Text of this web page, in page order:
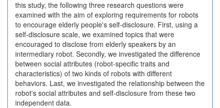
this study, the following three research questions were
examined with the aim of exploring requirements for robots
to encourage elderly people's self-disclosure. First, using a
self-disclosure scale, we examined topics that were
encouraged to disclose from elderly speakers by an
intermediary robot. Secondly, we investigated the difference
between social attributes (robot-specific traits and
characteristics) of two kinds of robots with different
behaviors. Last, we investigated the relationship between the
robot's social attributes and self-disclosure from these two
independent data.